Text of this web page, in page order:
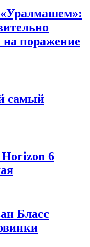
на поражение
самый
Horizon 6
Бласс